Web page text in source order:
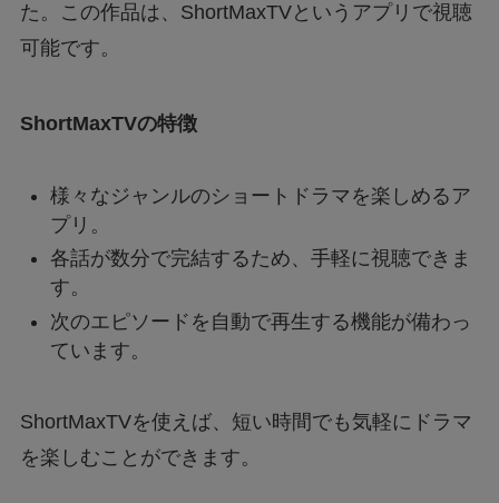
た。この作品は、ShortMaxTVというアプリで視聴
可能です。
ShortMaxTVの特徴
様々なジャンルのショートドラマを楽しめるア
プリ。
各話が数分で完結するため、手軽に視聴できま
す。
次のエピソードを自動で再生する機能が備わっ
ています。
ShortMaxTVを使えば、短い時間でも気軽にドラマ
を楽しむことができます。